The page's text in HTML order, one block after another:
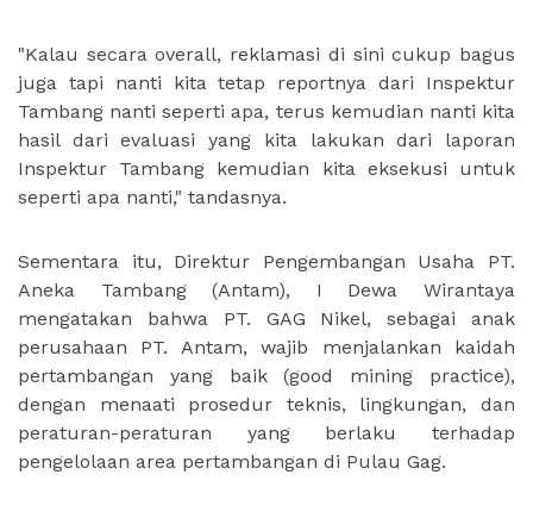
"Kalau secara overall, reklamasi di sini cukup bagus
juga tapi nanti kita tetap reportnya dari Inspektur
Tambang nanti seperti apa, terus kemudian nanti kita
hasil dari evaluasi yang kita lakukan dari laporan
Inspektur Tambang kemudian kita eksekusi untuk
seperti apa nanti," tandasnya.
Sementara itu, Direktur Pengembangan Usaha PT.
Aneka Tambang (Antam), I Dewa Wirantaya
mengatakan bahwa PT. GAG Nikel, sebagai anak
perusahaan PT. Antam, wajib menjalankan kaidah
pertambangan yang baik (good mining practice),
dengan menaati prosedur teknis, lingkungan, dan
peraturan-peraturan yang berlaku terhadap
pengelolaan area pertambangan di Pulau Gag.